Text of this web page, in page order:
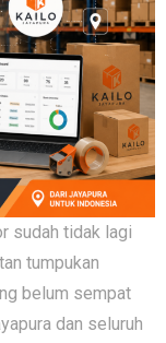
sudah tidak lagi
tumpukan
belum sempat
dan seluruh